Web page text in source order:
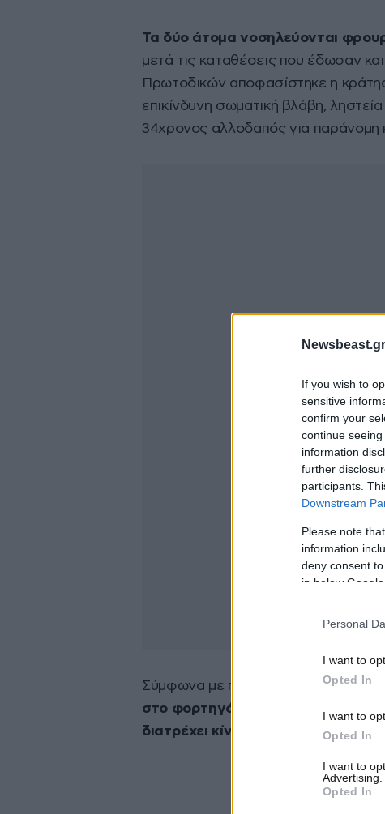
If you wish to
sensitive
confirm your
continue
information
further
participants.
Downstream
Please note
information
deny consent
in below
Personal
I want to
Opted In
I want to
Opted In
I want to
Advertising.
Opted In
Τα δύο άτομα νοσηλεύονται
μετά τις καταθέσεις που έδωσαν
Πρωτοδικών αποφασίστηκε η
επικίνδυνη σωματική βλάβη,
34χρονος αλλοδαπός για παράνομη
Σύμφωνα με πληροφορίες από την
στο φορτηγό του 34χρονου. Κατά
διατρέχει κίνδυνο.